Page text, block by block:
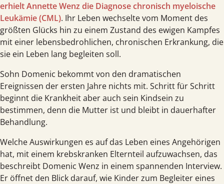
erhielt Annette Wenz die Diagnose chronisch myeloische
Leukämie (CML). Ihr Leben wechselte vom Moment des
größten Glücks hin zu einem Zustand des ewigen Kampfes
mit einer lebensbedrohlichen, chronischen Erkrankung, die
sie ein Leben lang begleiten soll.
Sohn Domenic bekommt von den dramatischen
Ereignissen der ersten Jahre nichts mit. Schritt für Schritt
beginnt die Krankheit aber auch sein Kindsein zu
bestimmen, denn die Mutter ist und bleibt in dauerhafter
Behandlung.
Welche Auswirkungen es auf das Leben eines Angehörigen
hat, mit einem krebskranken Elternteil aufzuwachsen, das
beschreibt Domenic Wenz in einem spannenden Interview.
Er öffnet den Blick darauf, wie Kinder zum Begleiter eines